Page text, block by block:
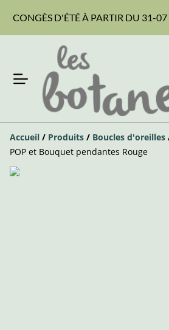
CONGÈS D'ÉTÉ À PARTIR DU 31-
Accueil / Produits / Boucles d'oreilles
POP et Bouquet pendantes Rouge